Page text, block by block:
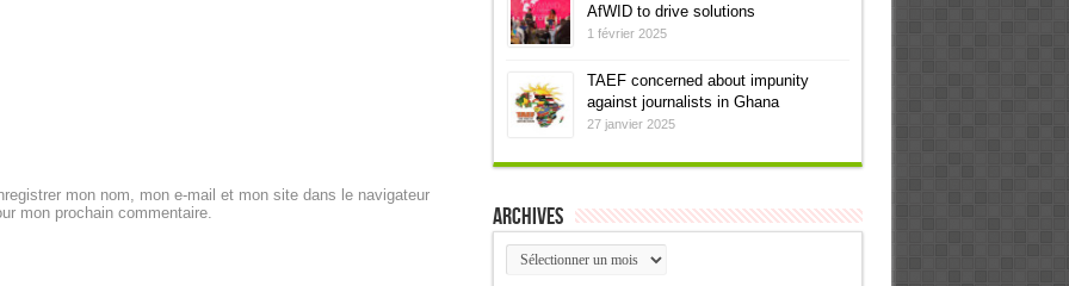
mon nom, mon e-mail et mon site dans le navigateur
mon prochain commentaire.
AfWID to drive solutions
1 février 2025
TAEF concerned about impunity
against journalists in Ghana
27 janvier 2025
Archives
Archives